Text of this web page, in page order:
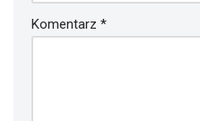
Komentarz *